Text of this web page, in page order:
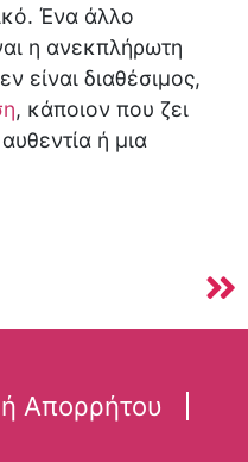
Ένα άλλο
η ανεκπλήρωτη
είναι διαθέσιμος,
, κάποιον που ζει
ή μια
Απορρήτου